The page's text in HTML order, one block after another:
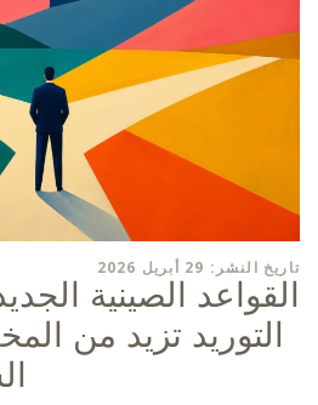
تاريخ النشر: 29 أبريل 2026
القواعد الصينية
التوريد تزيد من